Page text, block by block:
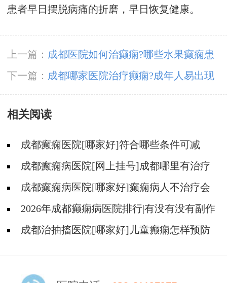
患者早日摆脱病痛的折磨，早日恢复健康。
上一篇： 成都医院如何治癫痫?哪些水果癫痫患
者不能吃?
下一篇： ​成都哪家医院治疗癫痫?成年人易出现
癫痫的原因?
相关阅读
成都癫痫医院[哪家好]符合哪些条件可减
药、停药?
成都癫痫病医院[网上挂号]成都哪里有治疗
癫痫的中医?
成都癫痫病医院[哪家好]癫痫病人不治疗会
怎样?2026年成都癫痫病医院排行|有没有没有副作
用的抗癫痫药物呢？
成都治抽搐医院[哪家好]儿童癫痫怎样预防